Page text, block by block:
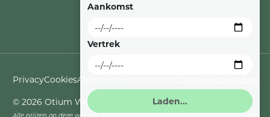
Aankomst
Vertrek
© 2026 Otium Wellness Hotel All Rights Reserved
PrivacyCookiesAlgemene voorwaarden